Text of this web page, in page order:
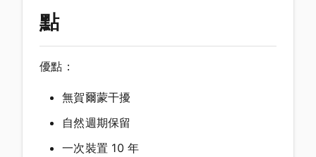
點
優點：
無賀爾蒙干擾
自然週期保留
一次裝置 10 年